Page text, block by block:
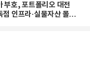
부호, 포트폴리오 대전
인프라·실물자산 몰린